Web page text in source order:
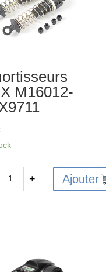
M16012-
+ Ajouter